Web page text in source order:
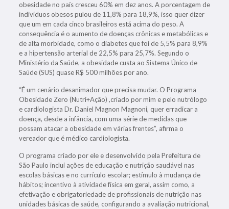
obesidade no país cresceu 60% em dez anos. A porcentagem de
indivíduos obesos pulou de 11,8% para 18,9%, isso quer dizer
que um em cada cinco brasileiros está acima do peso. A
consequência é o aumento de doenças crônicas e metabólicas e
de alta morbidade, como o diabetes que foi de 5,5% para 8,9%
e a hipertensão arterial de 22,5% para 25,7%. Segundo o
Ministério da Saúde, a obesidade custa ao Sistema Único de
Saúde (SUS) quase R$ 500 milhões por ano.
“É um cenário desanimador que precisa mudar. O Programa
Obesidade Zero (Nutri+Ação) ,criado por mim e pelo nutrólogo
e cardiologista Dr. Daniel Magnon Magnoni, quer erradicar a
doença, desde a infância, com uma série de medidas que
possam atacar a obesidade em várias frentes”, afirma o
vereador que é médico cardiologista.
O programa criado por ele e desenvolvido pela Prefeitura de
São Paulo inclui ações de educação e nutrição saudável nas
escolas básicas e no currículo escolar; estímulo à mudança de
hábitos; incentivo à atividade física em geral, assim como, a
efetivação e obrigatoriedade de profissionais de nutrição nas
unidades básicas de saúde, configurando a avaliação nutricional,